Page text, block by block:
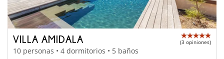
VILLA AMIDALA (3 opiniones)
10 personas • 4 dormitorios • 5 baños